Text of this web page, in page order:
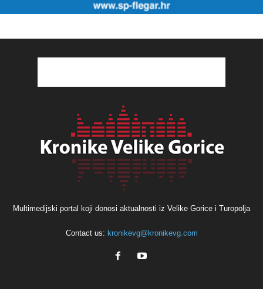
Multimedijski portal koji donosi aktualnosti iz Velike Gorice i Turopolja
Contact us: kronikevg@kronikevg.com